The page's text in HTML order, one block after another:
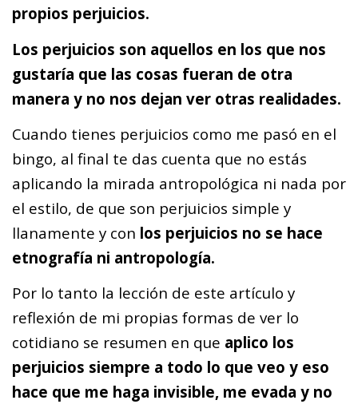
propios perjuicios.
Los perjuicios son aquellos en los que nos
gustaría que las cosas fueran de otra
manera y no nos dejan ver otras realidades.
Cuando tienes perjuicios como me pasó en el
bingo, al final te das cuenta que no estás
aplicando la mirada antropológica ni nada por
el estilo, de que son perjuicios simple y
llanamente y con los perjuicios no se hace
etnografía ni antropología.
Por lo tanto la lección de este artículo y
reflexión de mi propias formas de ver lo
cotidiano se resumen en que aplico los
perjuicios siempre a todo lo que veo y eso
hace que me haga invisible, me evada y no